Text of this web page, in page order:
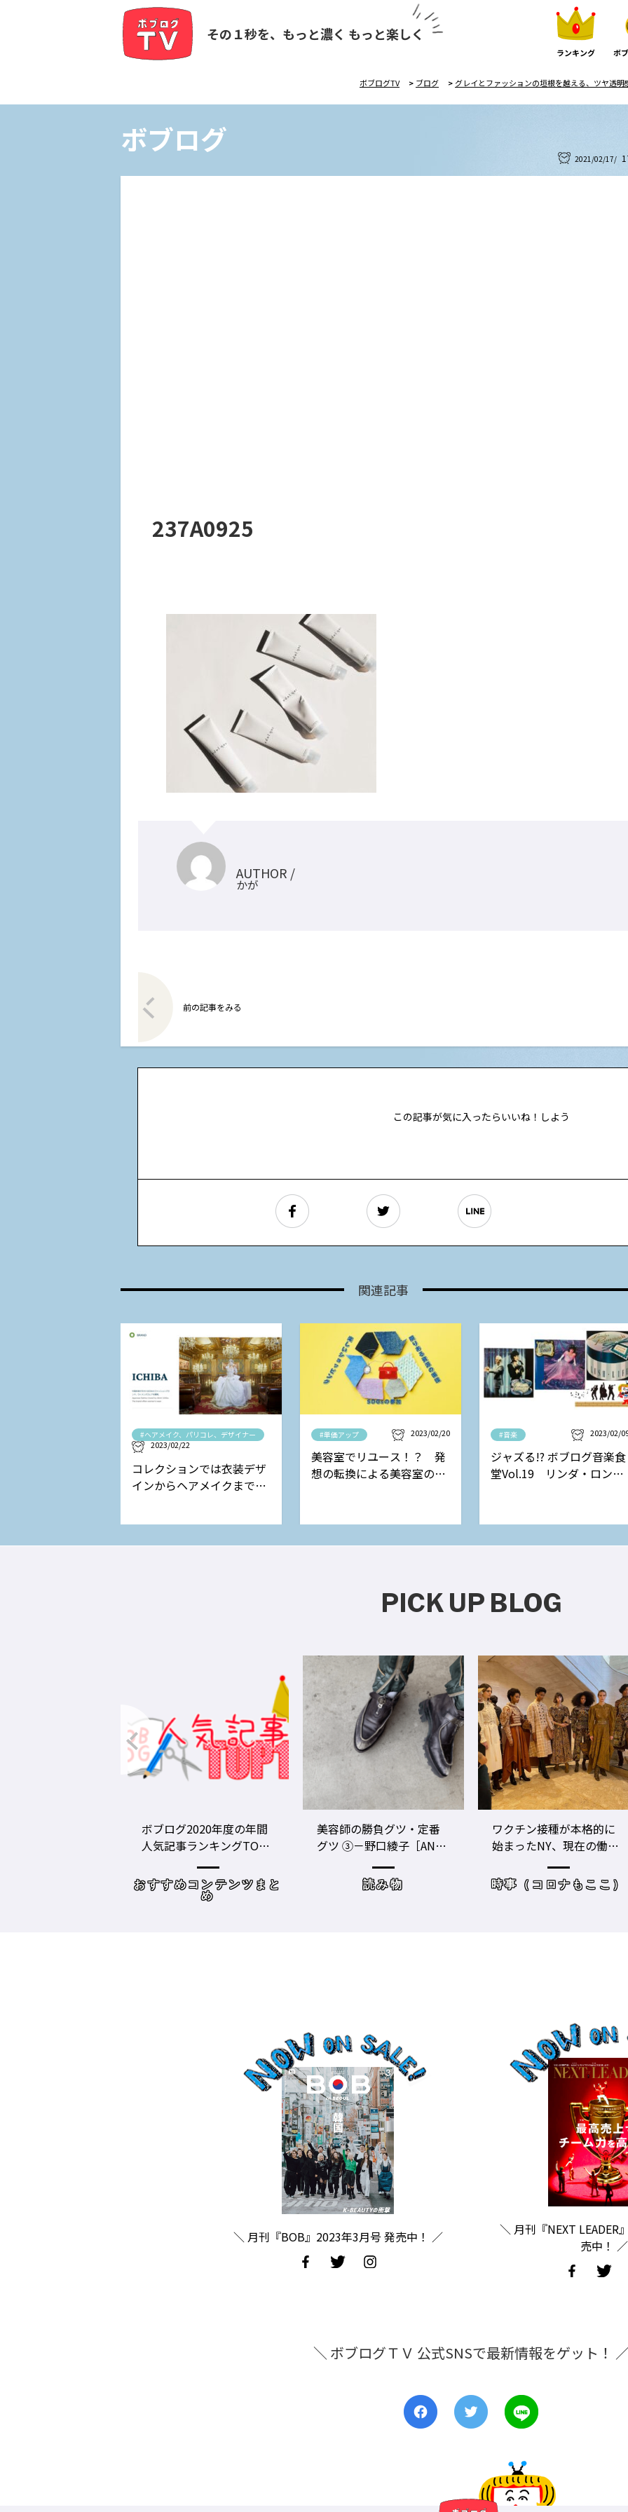
その１秒を、もっと濃く もっと楽しく
ランキング ボ
ボブログTV > ブログ > グレイとファッションの垣根を越える、ツヤ透
ボブログ
2021/02/17/
237A0925
AUTHOR /
かが
前の記事をみる
この記事が気に入ったらいいね！しよう
関連記事
#ヘアメイク、パリコレ、デザイナー
2023/02/22
コレクションでは衣装デザ
インからヘアメイクまで担
#単価アップ 2023/02/20
美容室でリユース！？ 発
想の転換による美容室の新
#音楽 2023/02/
ジャズる!? ボブログ音楽食
堂Vol.19 リンダ・ロンシ
PICK UP BLOG
美容師の勝負グツ・定番
グツ ③－野口綾子［AND
THE BRICKS（アンドザブ
リックス）／神奈川県鎌
倉市］の場合－
読み物
ワクチン接種が本格的に
始まったNY、現在の働き
方＆街の様子
時事（コロナもここ）
美容師のビジネスパフォ
ーマンスをあげる！ ト
レーニングジムに潜入
サロンワーク・売り上
＼ 月刊『BOB』2023年3月号 発売中！ ／
＼ 月刊『NEXT LEADER
売中！ ／
＼ ボブログＴＶ 公式SNSで最新情報をゲット！